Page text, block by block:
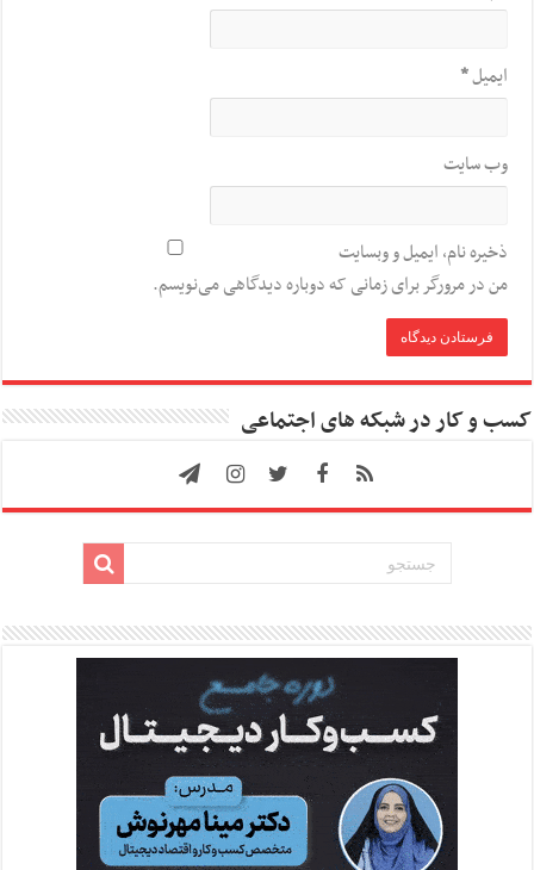
ایمیل*
وب‌ سایت
ذخیره نام، ایمیل و وبسایت
من در مرورگر برای زمانی که دوباره دیدگاهی می‌نویسم.
کسب و کار در شبکه های اجتماعی